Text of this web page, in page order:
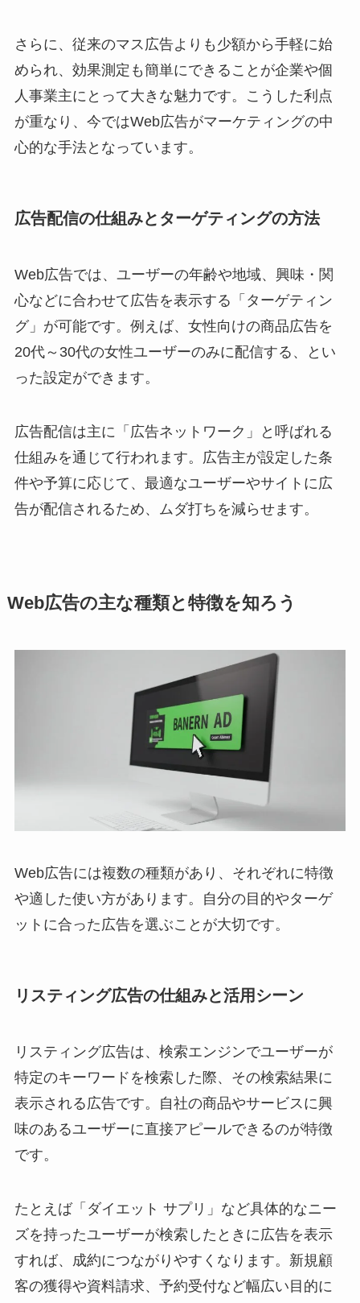
さらに、従来のマス広告よりも少額から手軽に始
められ、効果測定も簡単にできることが企業や個
人事業主にとって大きな魅力です。こうした利点
が重なり、今ではWeb広告がマーケティングの中
心的な手法となっています。
広告配信の仕組みとターゲティングの方法
Web広告では、ユーザーの年齢や地域、興味・関
心などに合わせて広告を表示する「ターゲティン
グ」が可能です。例えば、女性向けの商品広告を
20代～30代の女性ユーザーのみに配信する、とい
った設定ができます。
広告配信は主に「広告ネットワーク」と呼ばれる
仕組みを通じて行われます。広告主が設定した条
件や予算に応じて、最適なユーザーやサイトに広
告が配信されるため、ムダ打ちを減らせます。
Web広告の主な種類と特徴を知ろう
Web広告には複数の種類があり、それぞれに特徴
や適した使い方があります。自分の目的やターゲ
ットに合った広告を選ぶことが大切です。
リスティング広告の仕組みと活用シーン
リスティング広告は、検索エンジンでユーザーが
特定のキーワードを検索した際、その検索結果に
表示される広告です。自社の商品やサービスに興
味のあるユーザーに直接アピールできるのが特徴
です。
たとえば「ダイエット サプリ」など具体的なニー
ズを持ったユーザーが検索したときに広告を表示
すれば、成約につながりやすくなります。新規顧
客の獲得や資料請求、予約受付など幅広い目的に